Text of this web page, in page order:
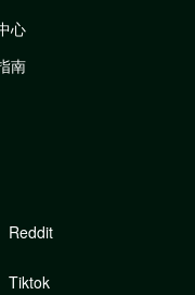
心
南
Reddit
Tiktok